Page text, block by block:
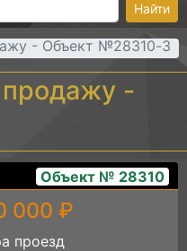
Найти
3-к квартиры на продажу - Объект №28310
-
Объект № 28310
000 ₽
проезд